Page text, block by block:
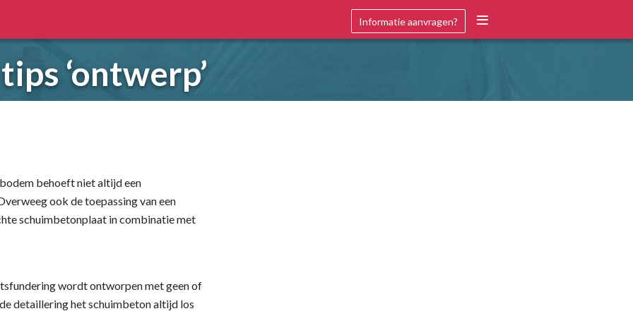
Informatie aanvragen?
‘ontwerp’
behoeft niet altijd een
ook de toepassing van een
schuimbetonplaat in combinatie met
wordt ontworpen met geen of
detaillering het schuimbeton altijd los